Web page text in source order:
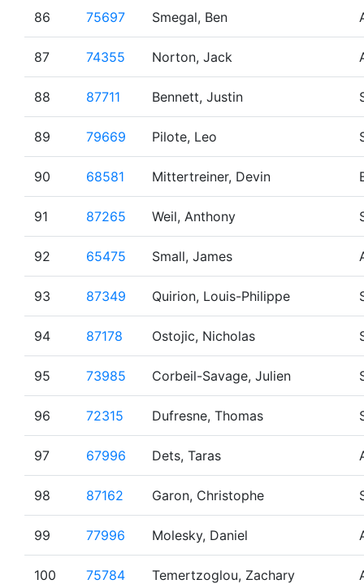
86 75697 Smegal, Ben
87 74355 Norton, Jack
88 87711 Bennett, Justin
89 79669 Pilote, Leo
90 68581 Mittertreiner, Devin
91 87265 Weil, Anthony
92 65475 Small, James
93 87349 Quirion, Louis-Philippe
94 87178 Ostojic, Nicholas
95 73985 Corbeil-Savage, Julien
96 72315 Dufresne, Thomas
97 67996 Dets, Taras
98 87162 Garon, Christophe
99 77996 Molesky, Daniel
100 75784 Temertzoglou, Zachary